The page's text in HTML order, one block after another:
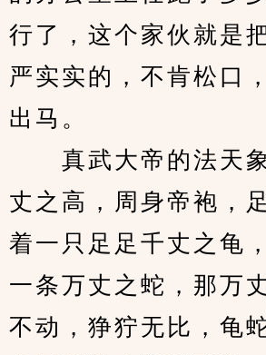
行了，这个家伙就是
严实实的，不肯松口
出马。
真武大帝的法天象
丈之高，周身帝袍，
着一只足足千丈之龟
一条万丈之蛇，那万
不动，狰狞无比，龟